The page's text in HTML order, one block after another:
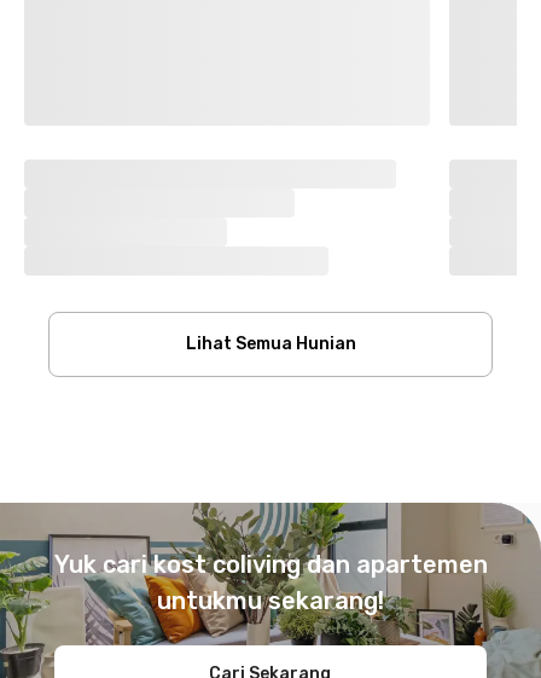
Lihat Semua Hunian
Yuk cari kost coliving dan apartemen
untukmu sekarang!
Cari Sekarang